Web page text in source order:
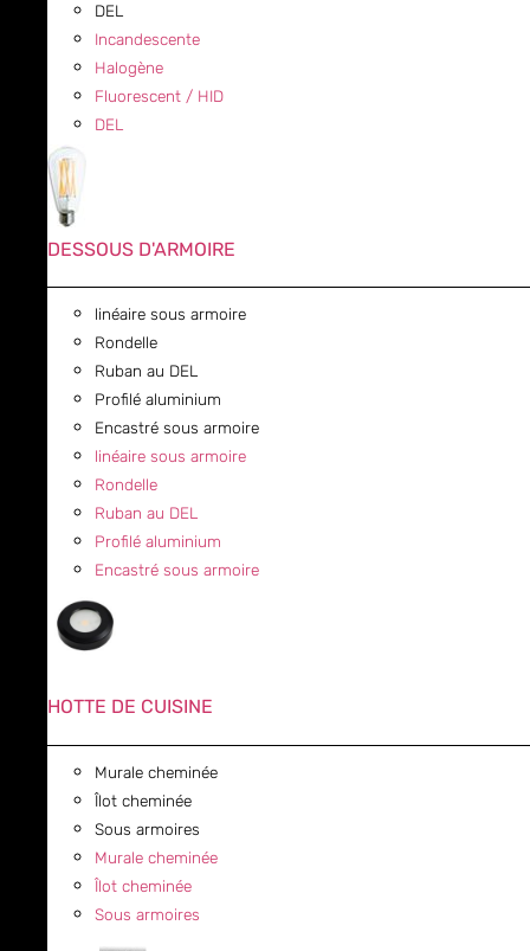
DEL
Incandescente
Halogène
Fluorescent / HID
DEL
DESSOUS D'ARMOIRE
linéaire sous armoire
Rondelle
Ruban au DEL
Profilé aluminium
Encastré sous armoire
linéaire sous armoire
Rondelle
Ruban au DEL
Profilé aluminium
Encastré sous armoire
HOTTE DE CUISINE
Murale cheminée
Îlot cheminée
Sous armoires
Murale cheminée
Îlot cheminée
Sous armoires